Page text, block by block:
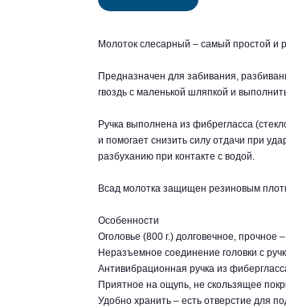
Молоток слесарный – самый простой и
Предназначен для забивания,
гвоздь с маленькой шляпкой и
Ручка выполнена из фибрегласса
и помогает снизить силу отдачи при
разбуханию при контакте с водой.
Всад молотка защищен резиновым
Особенности
Оголовье (800 г.) долговечное,
Неразъемное соединение головки с
Антивибрационная ручка из
Приятное на ощупь, не скользящее
Удобно хранить – есть отверстие для